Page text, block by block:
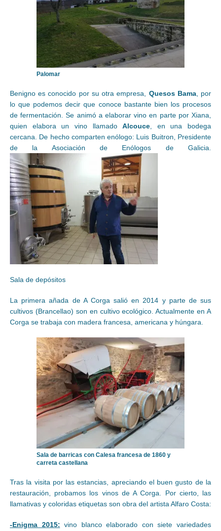
Palomar
Benigno es conocido por su otra empresa, Quesos Bama, por
lo que podemos decir que conoce bastante bien los procesos
de fermentación. Se animó a elaborar vino en parte por Xiana,
quien elabora un vino llamadoAlcouce, en una bodega
cercana. De hecho comparten enólogo: Luis Buitron, Presidente
de la Asociación de Enólogos de Galicia.
Sala de depósitos
La primera añada de A Corga salió en 2014 y parte de sus
cultivos (Brancellao) son en cultivo ecológico. Actualmente en A
Corga se trabaja con madera francesa, americana y húngara.
Sala de barricas con Calesa francesa de 1860 y
carreta castellana
Tras la visita por las estancias, apreciando el buen gusto de la
restauración, probamos los vinos de A Corga. Por cierto, las
llamativas y coloridas etiquetas son obra del artista Alfaro Costa:
-Enigma 2015: vino blanco elaborado con siete variedades